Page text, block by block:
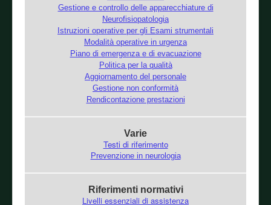
Gestione e controllo delle apparecchiature di
Neurofisiopatologia
Istruzioni operative per gli Esami strumentali
Modalità operative in urgenza
Piano di emergenza e di evacuazione
Politica per la qualità
Aggiornamento del personale
Gestione non conformità
Rendicontazione prestazioni
Varie
Testi di riferimento
Prevenzione in neurologia
Riferimenti normativi
Livelli essenziali di assistenza